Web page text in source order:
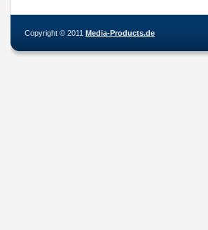
Copyright © 2011 Media-Products.de